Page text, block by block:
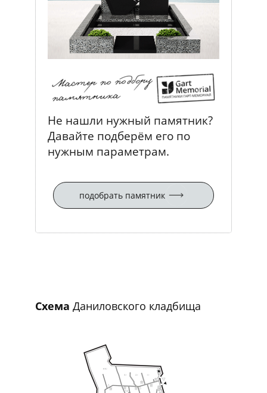
Не нашли нужный памятник?
Давайте подберём его по
нужным параметрам.
подобрать памятник
Схема Даниловского кладбища